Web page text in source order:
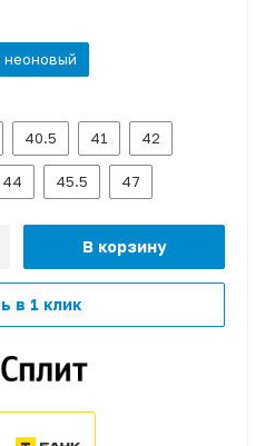
40.5 41 42
44 45.5 47
В корзину
в 1 клик